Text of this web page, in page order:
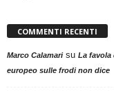
COMMENTI RECENTI
Marco Calamarisu La favola
europeo sulle frodi non dice